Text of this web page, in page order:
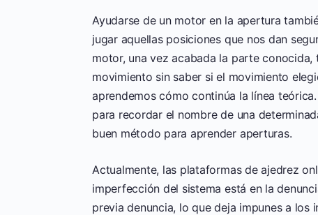
Ayudarse de un motor en la apertura
jugar aquellas posiciones que nos dan
motor, una vez acabada la parte
movimiento sin saber si el movimiento
aprendemos cómo continúa la línea
para recordar el nombre de una
buen método para aprender aperturas.
Actualmente, las plataformas de ajedrez
imperfección del sistema está en la
previa denuncia, lo que deja impunes a